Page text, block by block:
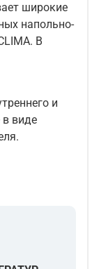
широкие
напольно-
В
и
в виде